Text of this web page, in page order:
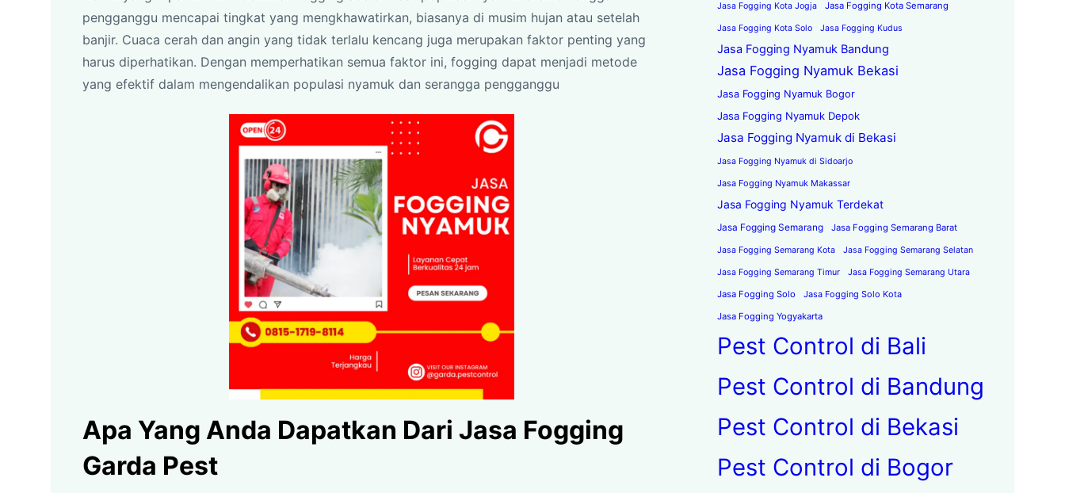
pengganggu mencapai tingkat yang mengkhawatirkan, biasanya di musim hujan atau setelah
banjir. Cuaca cerah dan angin yang tidak terlalu kencang juga merupakan faktor penting yang
harus diperhatikan. Dengan memperhatikan semua faktor ini, fogging dapat menjadi metode
yang efektif dalam mengendalikan populasi nyamuk dan serangga pengganggu
Apa Yang Anda Dapatkan Dari Jasa Fogging
Garda Pest
Jasa Fogging Kota Jogja Jasa Fogging Kota Semarang
Jasa Fogging Kota Solo Jasa Fogging Kudus
Jasa Fogging Nyamuk Bandung
Jasa Fogging Nyamuk Bekasi
Jasa Fogging Nyamuk Bogor
Jasa Fogging Nyamuk Depok
Jasa Fogging Nyamuk di Bekasi
Jasa Fogging Nyamuk di Sidoarjo
Jasa Fogging Nyamuk Makassar
Jasa Fogging Nyamuk Terdekat
Jasa Fogging Semarang Jasa Fogging Semarang Barat
Jasa Fogging Semarang Kota Jasa Fogging Semarang Selatan
Jasa Fogging Semarang Timur Jasa Fogging Semarang Utara
Jasa Fogging Solo
Jasa Fogging Solo Kota
Jasa Fogging Yogyakarta
Pest Control di Bali
Pest Control di Bandung
Pest Control di Bekasi
Pest Control di Bogor